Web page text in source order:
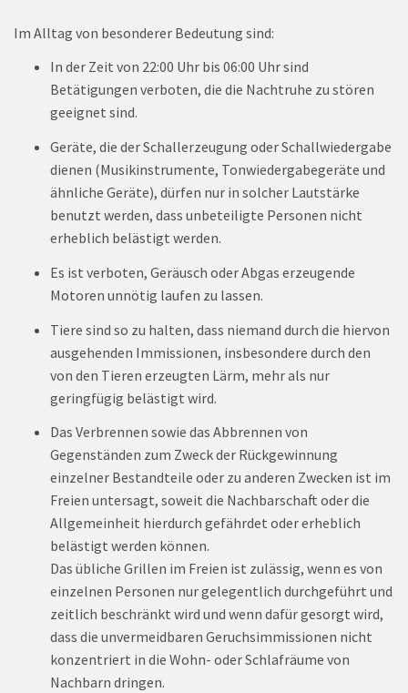
Im Alltag von besonderer Bedeutung sind:
In der Zeit von 22:00 Uhr bis 06:00 Uhr sind
Betätigungen verboten, die die Nachtruhe zu stören
geeignet sind.
Geräte, die der Schallerzeugung oder Schallwiedergabe
dienen (Musikinstrumente, Tonwiedergabegeräte und
ähnliche Geräte), dürfen nur in solcher Lautstärke
benutzt werden, dass unbeteiligte Personen nicht
erheblich belästigt werden.
Es ist verboten, Geräusch oder Abgas erzeugende
Motoren unnötig laufen zu lassen.
Tiere sind so zu halten, dass niemand durch die hiervon
ausgehenden Immissionen, insbesondere durch den
von den Tieren erzeugten Lärm, mehr als nur
geringfügig belästigt wird.
Das Verbrennen sowie das Abbrennen von
Gegenständen zum Zweck der Rückgewinnung
einzelner Bestandteile oder zu anderen Zwecken ist im
Freien untersagt, soweit die Nachbarschaft oder die
Allgemeinheit hierdurch gefährdet oder erheblich
belästigt werden können.
Das übliche Grillen im Freien ist zulässig, wenn es von
einzelnen Personen nur gelegentlich durchgeführt und
zeitlich beschränkt wird und wenn dafür gesorgt wird,
dass die unvermeidbaren Geruchsimmissionen nicht
konzentriert in die Wohn- oder Schlafräume von
Nachbarn dringen.